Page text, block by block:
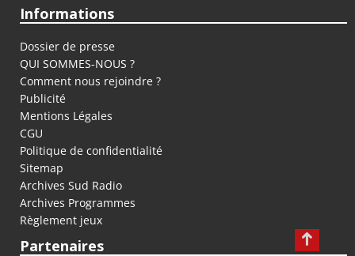
Informations
Dossier de presse
QUI SOMMES-NOUS ?
Comment nous rejoindre ?
Publicité
Mentions Légales
CGU
Politique de confidentialité
Sitemap
Archives Sud Radio
Archives Programmes
Règlement jeux
Partenaires